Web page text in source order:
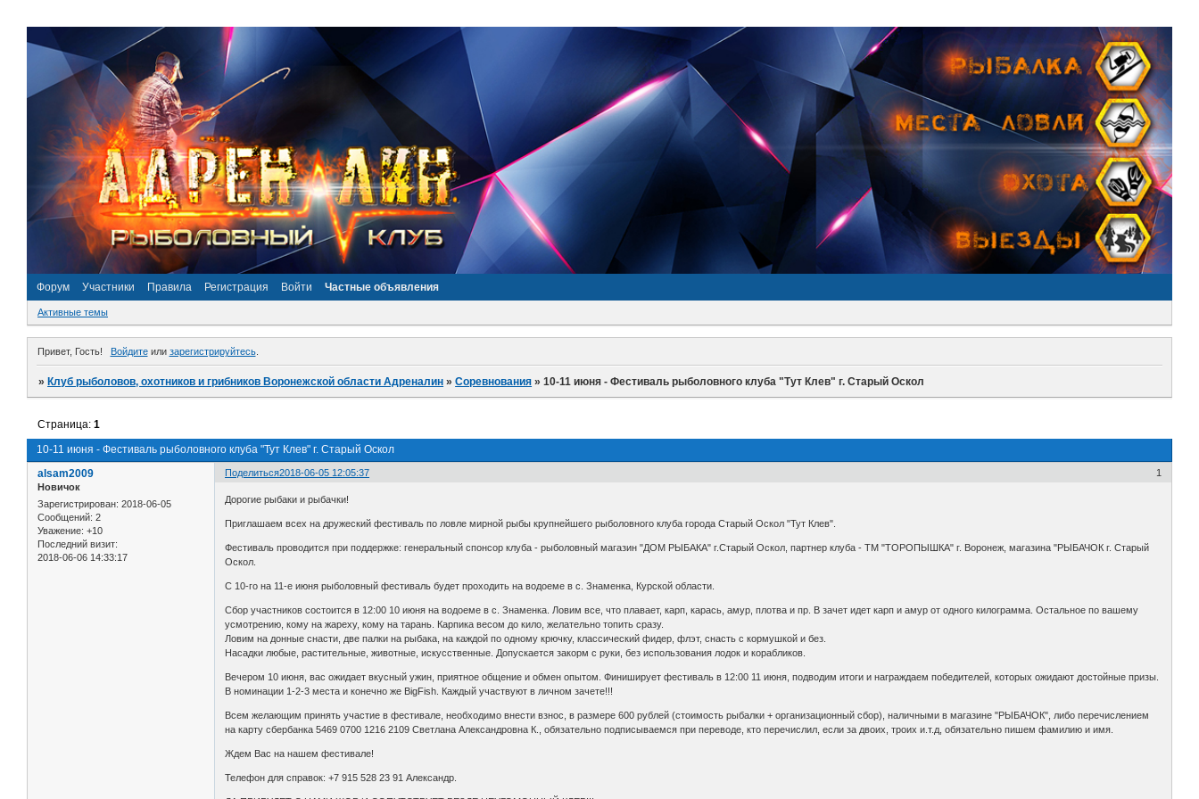
Форум Участники Правила Регистрация Войти Частные объявления
Активные темы
Привет, Гость! Войдитеили зарегистрируйтесь.
» Клуб рыболовов, охотников и грибников Воронежской области Адреналин »Соревнования »10-11 июня - Фестиваль рыболовного клуба "Тут Клев" г. Старый Оскол
10-11 июня - Фестиваль рыболовного клуба "Тут Клев" г. Старый Оскол
Страница:1
Поделиться 1
2018-06-05 12:05:37
alsam2009
Новичок
Зарегистрирован: 2018-06-05
Сообщений: 2
Уважение: +10
Последний визит:
2018-06-06 14:33:17
Дорогие рыбаки и рыбачки!
Приглашаем всех на дружеский фестиваль по ловле мирной рыбы крупнейшего рыболовного клуба города Старый Оскол "Тут Клев".
Фестиваль проводится при поддержке: генеральный спонсор клуба - рыболовный магазин "ДОМ РЫБАКА" г.Старый Оскол, партнер клуба - ТМ "ТОРОПЫШКА" г. Воронеж, магазина "РЫБАЧОК г. Старый
Оскол.
С 10-го на 11-е июня рыболовный фестиваль будет проходить на водоеме в с. Знаменка, Курской области.
Сбор участников состоится в 12:00 10 июня на водоеме в с. Знаменка. Ловим все, что плавает, карп, карась, амур, плотва и пр. В зачет идет карп и амур от одного килограмма. Остальное по вашему
усмотрению, кому на жареху, кому на тарань. Карпика весом до кило, желательно топить сразу.
Ловим на донные снасти, две палки на рыбака, на каждой по одному крючку, классический фидер, флэт, снасть с кормушкой и без.
Насадки любые, растительные, животные, искусственные. Допускается закорм с руки, без использования лодок и корабликов.
Вечером 10 июня, вас ожидает вкусный ужин, приятное общение и обмен опытом. Финиширует фестиваль в 12:00 11 июня, подводим итоги и награждаем победителей, которых ожидают достойные призы.
В номинации 1-2-3 места и конечно же BigFish. Каждый участвуют в личном зачете!!!
Всем желающим принять участие в фестивале, необходимо внести взнос, в размере 600 рублей (стоимость рыбалки + организационный сбор), наличными в магазине "РЫБАЧОК", либо перечислением
на карту сбербанка 5469 0700 1216 2109 Светлана Александровна К., обязательно подписываемся при переводе, кто перечислил, если за двоих, троих и.т.д, обязательно пишем фамилию и имя.
Ждем Вас на нашем фестивале!
Телефон для справок: +7 915 528 23 91 Александр.